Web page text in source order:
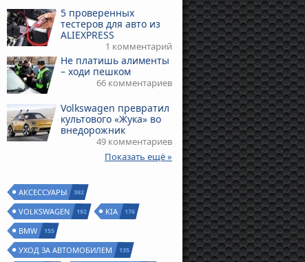
5 проверенных
тестеров для авто из
ALIEXPRESS
1 комментарий
Не платишь алименты
– ходи пешком
66 комментариев
Volkswagen превратил
культового «Жука» во
внедорожник
49 комментариев
Показать ещё »
АКСЕССУАРЫ 392
VOLKSWAGEN 192 KIA 176
BMW 155
УХОД ЗА АВТОМОБИЛЕМ 135